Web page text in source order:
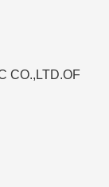
CO.,LTD.OF